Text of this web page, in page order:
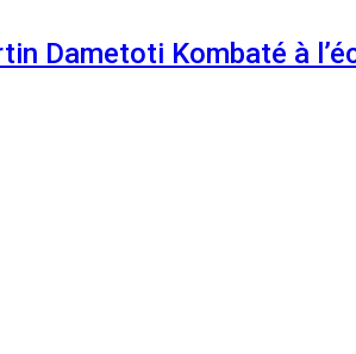
Dametoti Kombaté à